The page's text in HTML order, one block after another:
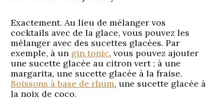
Exactement. Au lieu de mélanger vos
cocktails avec de la glace, vous pouvez les
mélanger avec des sucettes glacées. Par
exemple, à un gin tonic, vous pouvez ajouter
une sucette glacée au citron vert ; à une
margarita, une sucette glacée à la fraise.
Boissons à base de rhum, une sucette glacée à
la noix de coco.